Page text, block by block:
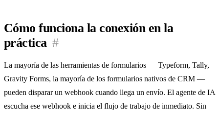
Cómo funciona la conexión en la
práctica #
La mayoría de las herramientas de formularios — Typeform, Tally,
Gravity Forms, la mayoría de los formularios nativos de CRM —
pueden disparar un webhook cuando llega un envío. El agente de IA
escucha ese webhook e inicia el flujo de trabajo de inmediato. Sin